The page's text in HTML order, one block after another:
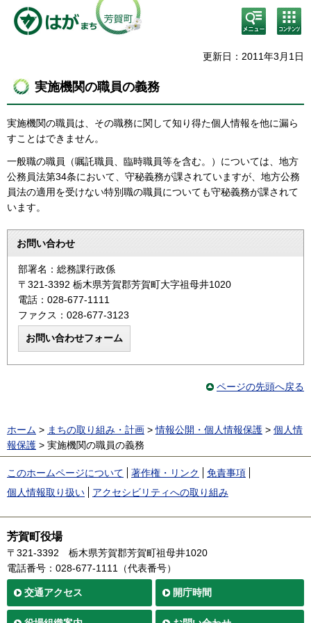
検
索・
メニ
コン
テン
ニュ
更新日：2011年3月1日
実施機関の職員の義務
実施機関の職員は、その職務に関して知り得た個人情報を他に漏ら
すことはできません。
一般職の職員（嘱託職員、臨時職員等を含む。）については、地方
公務員法第34条において、守秘義務が課されていますが、地方公務
員法の適用を受けない特別職の職員についても守秘義務が課されて
います。
お問い合わせ
部署名：総務課行政係
〒321-3392 栃木県芳賀郡芳賀町大字祖母井1020
電話：028-677-1111
ファクス：028-677-3123
ページの先頭へ戻る
ホーム > まちの取り組み・計画 >情報公開・個人情報保護 > 個人情
報保護 > 実施機関の職員の義務
このホームページについて 著作権・リンク
免責事項
個人情報取り扱い
アクセシビリティへの取り組み
芳賀町役場
〒321-3392
栃木県芳賀郡芳賀町祖母井1020
電話番号：028-677-1111（代表番号）
交通アクセス 開庁時間